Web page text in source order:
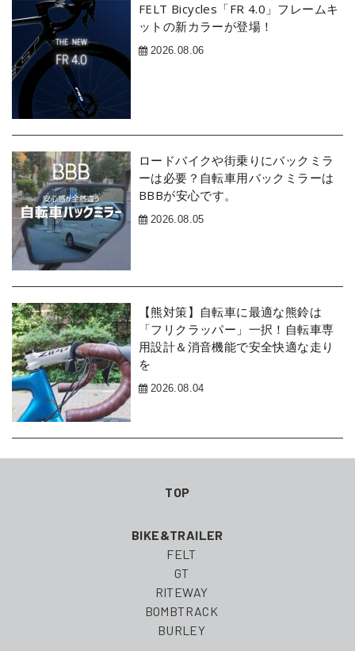
FELT Bicycles「FR 4.0」フレームキ
ットの新カラーが登場！
2026.08.06
ロードバイクや街乗りにバックミラ
ーは必要？自転車用バックミラーは
BBBが安心です。
2026.08.05
【熊対策】自転車に最適な熊鈴は
「フリクラッパー」一択！自転車専
用設計＆消音機能で安全快適な走り
を
2026.08.04
TOP
BIKE&TRAILER
FELT
GT
RITEWAY
BOMBTRACK
BURLEY